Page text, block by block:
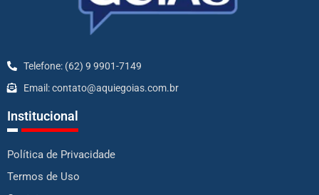
Telefone: (62) 9 9901-7149
Email: contato@aquiegoias.com.br
Institucional
Política de Privacidade
Termos de Uso